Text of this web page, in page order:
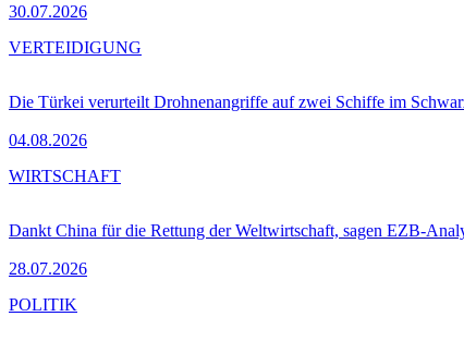
30.07.2026
Die Türkei verurteilt Drohnenangriffe auf zwei Schiffe im
04.08.2026
VERTEIDIGUNG
Dankt China für die Rettung der Weltwirtschaft, sagen EZB-
28.07.2026
WIRTSCHAFT
POLITIK